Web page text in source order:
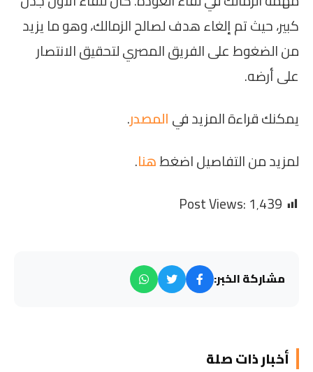
كبير، حيث تم إلغاء هدف لصالح الزمالك، وهو ما يزيد
من الضغوط على الفريق المصري لتحقيق الانتصار
على أرضه.
يمكنك قراءة المزيد فيالمصدر.
لمزيد من التفاصيل اضغطهنا.
Post Views:1٬439
مشاركة الخبر:
أخبار ذات صلة